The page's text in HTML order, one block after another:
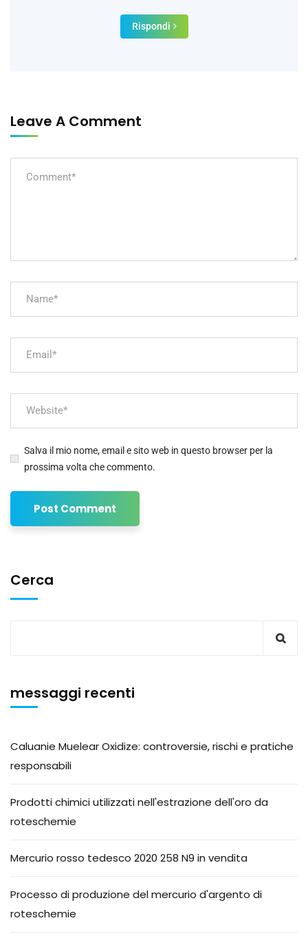
Rispondi
Leave A Comment
Salva il mio nome, email e sito web in questo browser per la
prossima volta che commento.
Cerca
messaggi recenti
Caluanie Muelear Oxidize: controversie, rischi e pratiche
responsabili
Prodotti chimici utilizzati nell'estrazione dell'oro da
roteschemie
Mercurio rosso tedesco 2020 258 N9 in vendita
Processo di produzione del mercurio d'argento di
roteschemie